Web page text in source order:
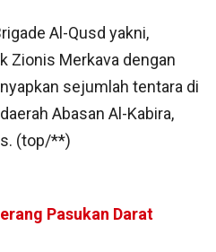
Al-Qusd yakni,
Zionis Merkava dengan
sejumlah tentara di
Abasan Al-Kabira,
(top/**)
Pasukan Darat